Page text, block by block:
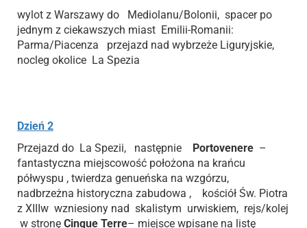
wylot z Warszawy do Mediolanu/Bolonii, spacer po
jednym z ciekawszych miast Emilii-Romanii:
Parma/Piacenza przejazd nad wybrzeże Liguryjskie,
nocleg okolice La Spezia
Dzień 2
Przejazd do La Spezii, następnie Portovenere –
fantastyczna miejscowość położona na krańcu
półwyspu , twierdza genueńska na wzgórzu,
nadbrzeżna historyczna zabudowa , kościół Św. Piotra
z XIIIw wzniesiony nad skalistym urwiskiem, rejs/kolej
w stronę Cinque Terre– miejsce wpisane na listę